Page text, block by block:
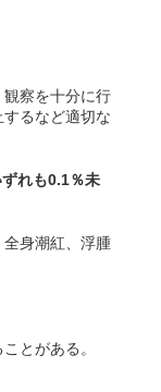
察を十分に行
るなど適切な
ずれも0.1％未
身潮紅、浮腫
とがある。